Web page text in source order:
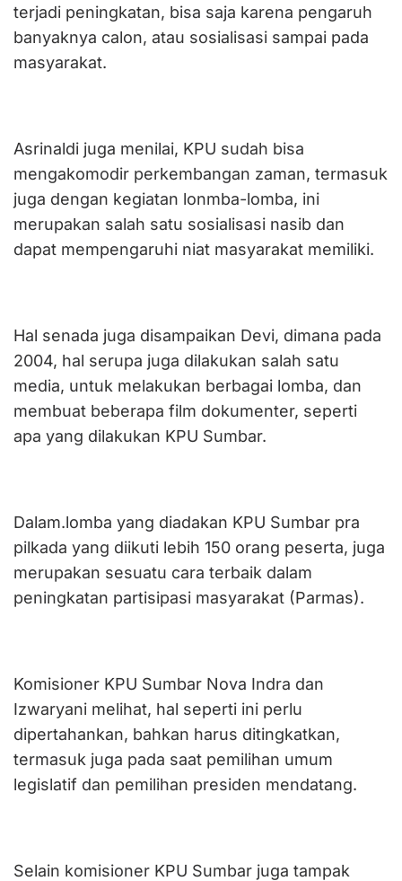
terjadi peningkatan, bisa saja karena pengaruh
banyaknya calon, atau sosialisasi sampai pada
masyarakat.
Asrinaldi juga menilai, KPU sudah bisa
mengakomodir perkembangan zaman, termasuk
juga dengan kegiatan lonmba-lomba, ini
merupakan salah satu sosialisasi nasib dan
dapat mempengaruhi niat masyarakat memiliki.
Hal senada juga disampaikan Devi, dimana pada
2004, hal serupa juga dilakukan salah satu
media, untuk melakukan berbagai lomba, dan
membuat beberapa film dokumenter, seperti
apa yang dilakukan KPU Sumbar.
Dalam.lomba yang diadakan KPU Sumbar pra
pilkada yang diikuti lebih 150 orang peserta, juga
merupakan sesuatu cara terbaik dalam
peningkatan partisipasi masyarakat (Parmas).
Komisioner KPU Sumbar Nova Indra dan
Izwaryani melihat, hal seperti ini perlu
dipertahankan, bahkan harus ditingkatkan,
termasuk juga pada saat pemilihan umum
legislatif dan pemilihan presiden mendatang.
Selain komisioner KPU Sumbar juga tampak